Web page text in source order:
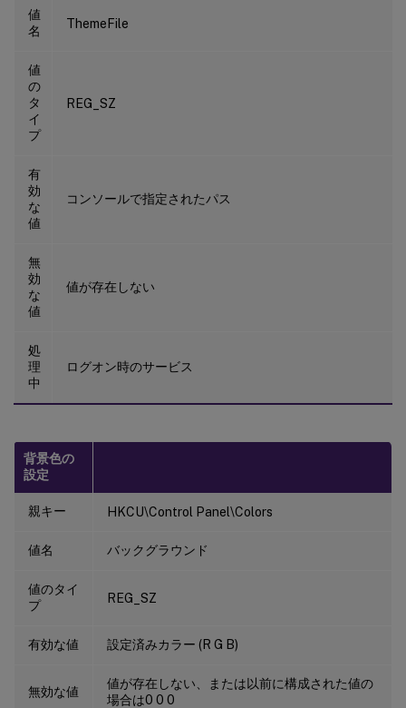
値
名
ThemeFile
値
の
タ
イ
プ
REG_SZ
有
効
な
値
コンソールで指定されたパス
無
効
な
値
値が存在しない
処
理
中
ログオン時のサービス
背景色の
設定
親キー HKCU\Control Panel\Colors
値名 バックグラウンド
値のタイ
プ
REG_SZ
有効な値 設定済みカラー (R G B)
無効な値
値が存在しない、または以前に構成された値の
場合は0 0 0